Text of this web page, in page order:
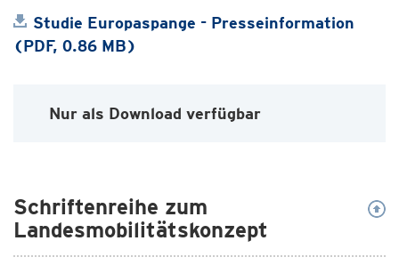
Studie Europaspange - Presseinformation
(PDF, 0.86 MB)
Nur als Download verfügbar
Schriftenreihe zum
Landesmobilitätskonzept